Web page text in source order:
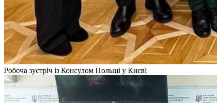
Робоча зустріч із Консулом Польщі у Києві